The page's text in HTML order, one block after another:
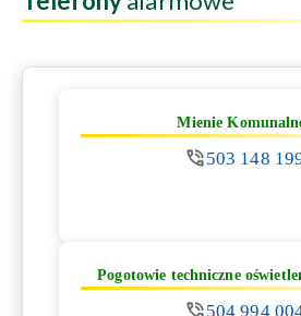
Mienie
503 148
Pogotowie techniczne
504 994